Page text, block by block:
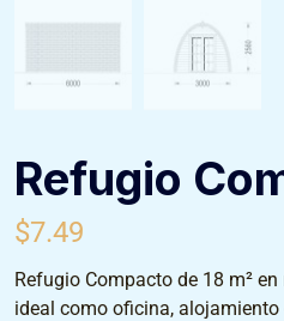
Refugio
$7.49
Refugio Compacto de 18 m²
ideal como oficina,